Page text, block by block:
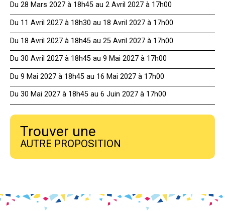
Du 28 Mars 2027 à 18h45 au 2 Avril 2027 à 17h00
Du 11 Avril 2027 à 18h30 au 18 Avril 2027 à 17h00
Du 18 Avril 2027 à 18h45 au 25 Avril 2027 à 17h00
Du 30 Avril 2027 à 18h45 au 9 Mai 2027 à 17h00
Du 9 Mai 2027 à 18h45 au 16 Mai 2027 à 17h00
Du 30 Mai 2027 à 18h45 au 6 Juin 2027 à 17h00
Trouver une
AUTRE PROPOSITION